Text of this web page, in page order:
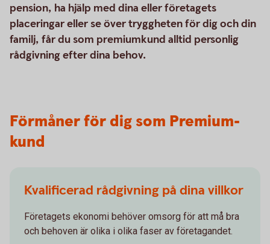
pension, ha hjälp med dina eller företagets
placeringar eller se över tryggheten för dig och din
familj, får du som premiumkund alltid personlig
rådgivning efter dina behov.
Förmåner för dig som Premium-
kund
Kvalificerad rådgivning på dina villkor
Företagets ekonomi behöver omsorg för att må bra
och behoven är olika i olika faser av företagandet.